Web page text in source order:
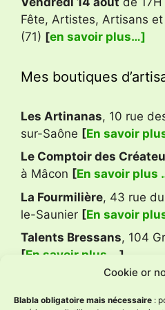
Cookie or
Blabla obligatoire mais nécessaire :
Fête, Artistes, Artisans
(71) [en savoir plus…]
Mes boutiques
Les Artinanas, 10 rue
sur-Saône [En savoir
Le Comptoir des
à Mâcon [En savoir plus
La Fourmilière, 43 rue
le-Saunier [En savoir
Talents Bressans, 104
[En savoir plus … ]
Avis Google